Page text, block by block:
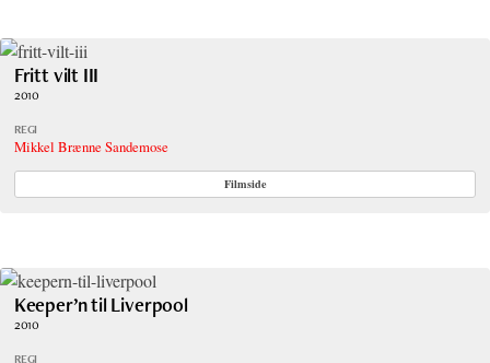
Fritt vilt III
2010
REGI
Mikkel Brænne Sandemose
Filmside
Keeper’n til Liverpool
2010
REGI